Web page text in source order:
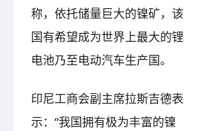
称，依托储量巨大的镍矿，该
国有希望成为世界上最大的锂
电池乃至电动汽车生产国。
印尼工商会副主席拉斯吉德表
示：“我国拥有极为丰富的镍